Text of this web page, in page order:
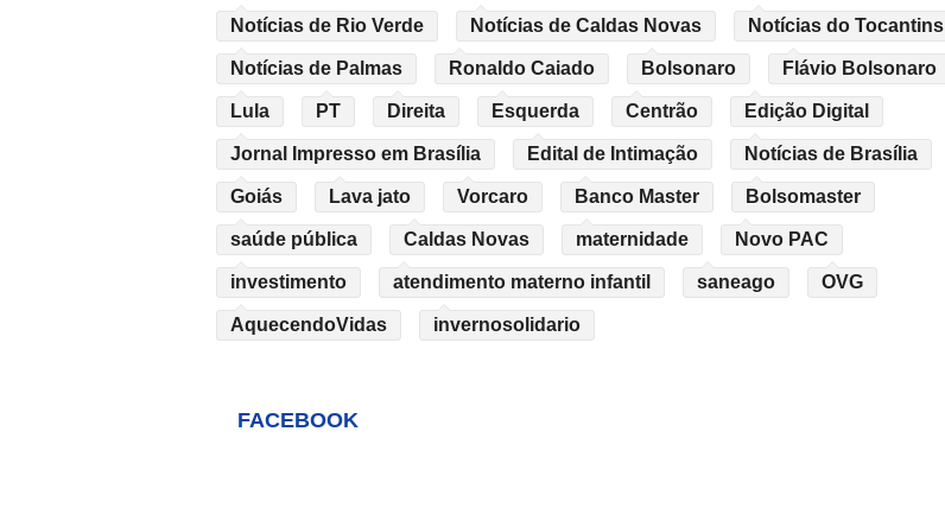
Notícias de Rio Verde Notícias de Caldas Novas Notícias do Tocantins
Notícias de Palmas Ronaldo Caiado Bolsonaro Flávio Bolsonaro
Lula PT Direita Esquerda Centrão Edição Digital
Jornal Impresso em Brasília Edital de Intimação Notícias de Brasília
Goiás Lava jato Vorcaro Banco Master Bolsomaster
saúde pública Caldas Novas maternidade Novo PAC
investimento atendimento materno infantil saneago OVG
AquecendoVidas invernosolidario
FACEBOOK